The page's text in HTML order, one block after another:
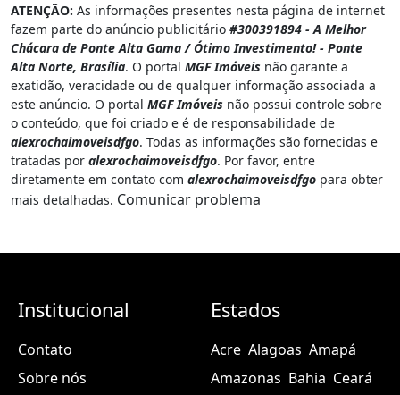
ATENÇÃO: As informações presentes nesta página de internet
fazem parte do anúncio publicitário #300391894 - A Melhor
Chácara de Ponte Alta Gama / Ótimo Investimento! - Ponte
Alta Norte, Brasília. O portal MGF Imóveis não garante a
exatidão, veracidade ou de qualquer informação associada a
este anúncio. O portal MGF Imóveis não possui controle sobre
o conteúdo, que foi criado e é de responsabilidade de
alexrochaimoveisdfgo. Todas as informações são fornecidas e
tratadas por alexrochaimoveisdfgo. Por favor, entre
diretamente em contato com alexrochaimoveisdfgo para obter
mais detalhadas. Comunicar problema
Institucional
Contato
Sobre nós
Estados
Acre Alagoas Amapá
Amazonas Bahia Ceará